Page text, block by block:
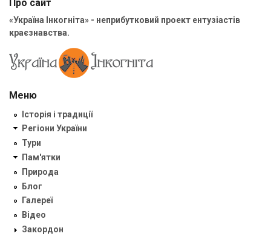
Про сайт
«Україна Інкогніта» - неприбутковий проект ентузіастів
краєзнавства.
Меню
Історія і традиції
Регіони України
Тури
Пам'ятки
Природа
Блог
Галереї
Відео
Закордон